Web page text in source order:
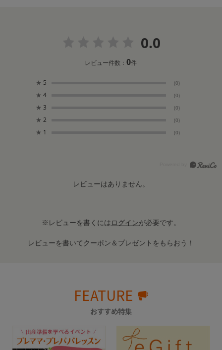
0.0
レビュー件数：0件
★ 5 (0)
★ 4 (0)
★ 3 (0)
★ 2 (0)
★ 1 (0)
レビューはありません。
※レビューを書くにはログインが必要です。
レビューを書いてクーポン＆プレゼントをもらおう！
FEATURE
おすすめ特集